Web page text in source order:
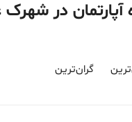
آپارتمان در
گران‌ترین